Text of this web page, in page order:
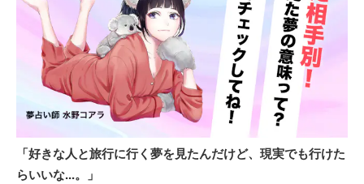
「好きな人と旅行に行く夢を見たんだけど、現実でも行けた
らいいな...。」